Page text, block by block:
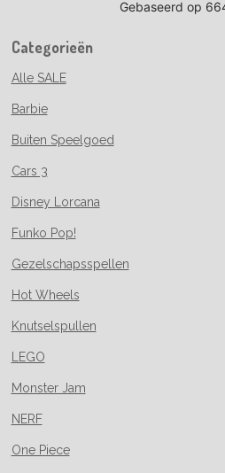
Categorieën
Alle SALE
Barbie
Buiten Speelgoed
Cars 3
Disney Lorcana
Funko Pop!
Gezelschapsspellen
Hot Wheels
Knutselspullen
LEGO
Monster Jam
NERF
One Piece